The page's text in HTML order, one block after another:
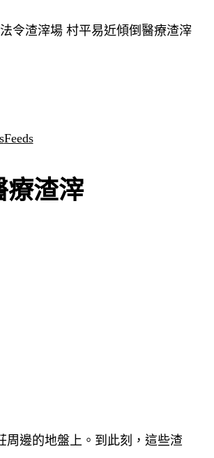
令渣滓場 村平易近傾倒醫療渣滓
Feeds
療渣滓
周邊的地盤上。到此刻，這些渣